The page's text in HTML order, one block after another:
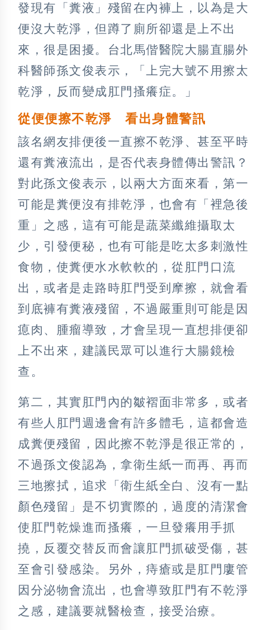
發現有「糞液」殘留在內褲上，以為是大
便沒大乾淨，但蹲了廁所卻還是上不出
來，很是困擾。台北馬偕醫院大腸直腸外
科醫師孫文俊表示，「上完大號不用擦太
乾淨，反而變成肛門搔癢症。」
從便便擦不乾淨 看出身體警訊
該名網友排便後一直擦不乾淨、甚至平時
還有糞液流出，是否代表身體傳出警訊？
對此孫文俊表示，以兩大方面來看，第一
可能是糞便沒有排乾淨，也會有「裡急後
重」之感，這有可能是蔬菜纖維攝取太
少，引發便秘，也有可能是吃太多刺激性
食物，使糞便水水軟軟的，從肛門口流
出，或者是走路時肛門受到摩擦，就會看
到底褲有糞液殘留，不過嚴重則可能是因
瘜肉、腫瘤導致，才會呈現一直想排便卻
上不出來，建議民眾可以進行大腸鏡檢
查。
第二，其實肛門內的皺褶面非常多，或者
有些人肛門週邊會有許多體毛，這都會造
成糞便殘留，因此擦不乾淨是很正常的，
不過孫文俊認為，拿衛生紙一而再、再而
三地擦拭，追求「衛生紙全白、沒有一點
顏色殘留」是不切實際的，過度的清潔會
使肛門乾燥進而搔癢，一旦發癢用手抓
撓，反覆交替反而會讓肛門抓破受傷，甚
至會引發感染。另外，痔瘡或是肛門廔管
因分泌物會流出，也會導致肛門有不乾淨
之感，建議要就醫檢查，接受治療。